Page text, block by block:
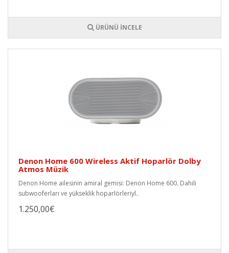
ÜRÜNÜ İNCELE
Denon Home 600 Wireless Aktif Hoparlör Dolby
Atmos Müzik
Denon Home ailesinin amiral gemisi: Denon Home 600. Dahili
subwooferları ve yükseklik hoparlörleriyl..
1.250,00€